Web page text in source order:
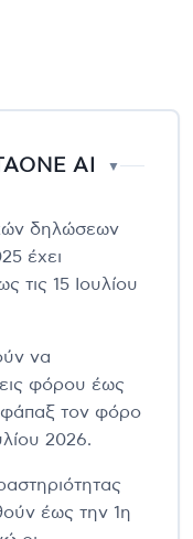
AI ▼
δηλώσεων
έχει
τις 15 Ιουλίου
να
φόρου έως
τον φόρο
2026.
έως την 1η